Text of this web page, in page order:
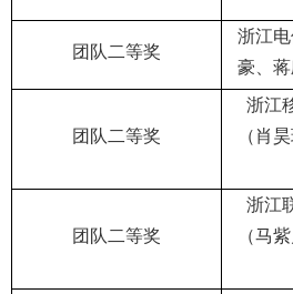
团队二等奖
浙江
豪、蒋
团队二等奖
浙江
（肖
团队二等奖
浙江
（马